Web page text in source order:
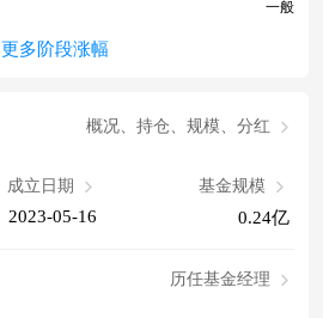
一般
更多阶段涨幅
概况、持仓、规模、分红
成立日期
2023-05-16
基金规模
0.24亿
历任基金经理